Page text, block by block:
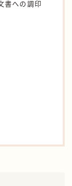
書への調印